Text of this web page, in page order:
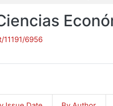
6956